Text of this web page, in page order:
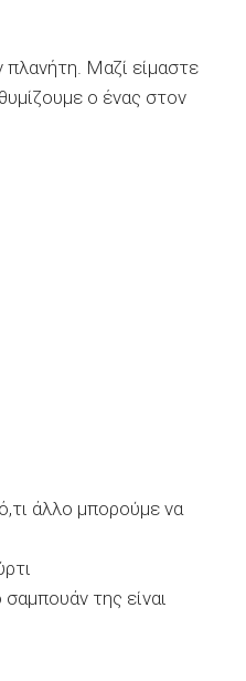
Μαζί είμαστε
ο ένας στον
άλλο μπορούμε να
της είναι